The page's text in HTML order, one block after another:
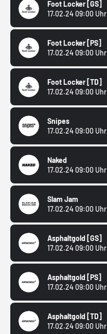
Foot Locker [GS]
17.02.24 09:00 Uhr
Foot Locker [PS]
17.02.24 09:00 Uhr
Foot Locker [TD]
17.02.24 09:00 Uhr
Snipes
17.02.24 09:00 Uhr
Naked
17.02.24 09:00 Uhr
Slam Jam
17.02.24 09:00 Uhr
Asphaltgold [GS]
17.02.24 09:00 Uhr
Asphaltgold [PS]
17.02.24 09:00 Uhr
Asphaltgold [TD]
17.02.24 09:00 Uhr